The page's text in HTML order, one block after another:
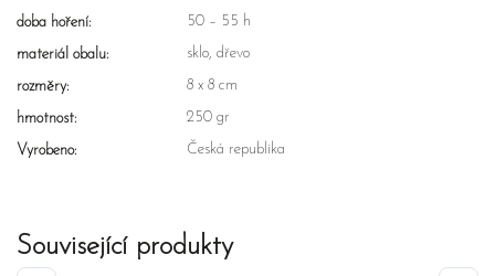
doba hoření:
50 – 55 h
materiál obalu:
sklo, dřevo
rozměry:
8 x 8 cm
hmotnost:
250 gr
Vyrobeno: Česká republika
Související produkty